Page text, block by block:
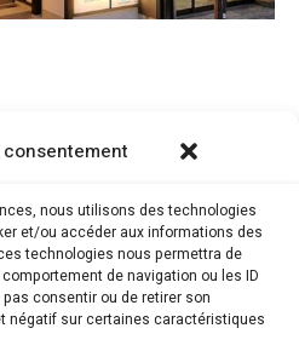
nous utilisons des technologies
et/ou accéder aux informations des
technologies nous permettra de
de navigation ou les ID
consentir ou de retirer son
négatif sur certaines caractéristiques
2025. Tous droits réservés.